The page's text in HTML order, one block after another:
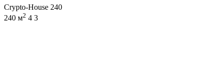
Crypto-House 240
240 м2 4 3